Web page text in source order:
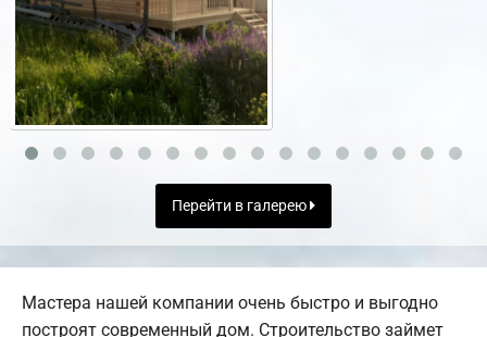
Перейти в галерею
Мастера нашей компании очень быстро и выгодно
построят современный дом. Строительство займет